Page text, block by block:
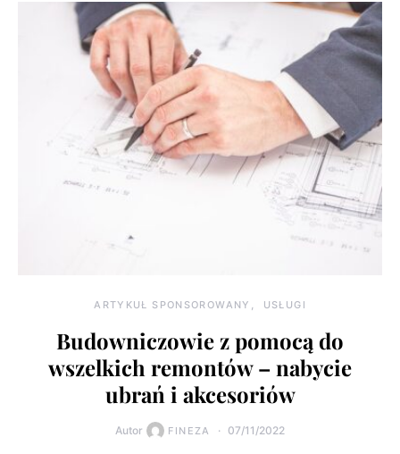
ARTYKUŁ SPONSOROWANY USŁUGI
Budowniczowie z pomocą do
wszelkich remontów – nabycie
ubrań i akcesoriów
Autor FINEZA 07/11/2022